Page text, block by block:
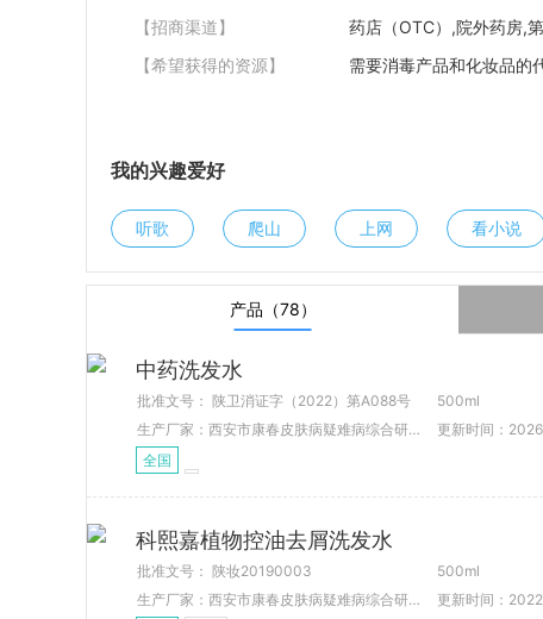
【招商渠道】
药店（OTC）,院外药房,
【希望获得的资源】
需要消毒产品和化妆品的
我的兴趣爱好
听歌 爬山 上网 看小说
产品（78）
中药洗发水
批准文号： 陕卫消证字（2022）第A088号
500ml
生产厂家：西安市康春皮肤病疑难病综合研究所
更新时间：
全国
科熙嘉植物控油去屑洗发水
批准文号： 陕妆20190003
500ml
生产厂家：西安市康春皮肤病疑难病综合研究所
更新时间：